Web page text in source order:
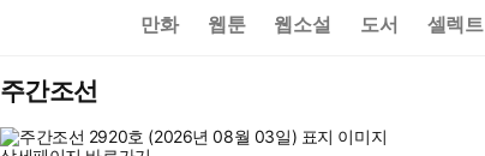
으
로
만화 웹툰 웹소설 도서 셀렉트
주간조선